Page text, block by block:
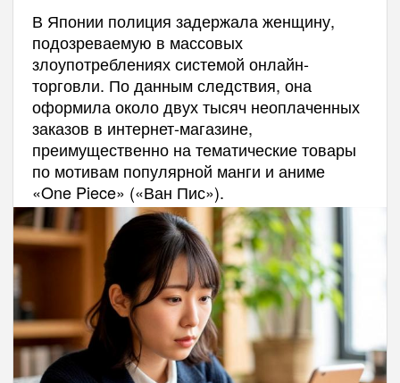
В Японии полиция задержала женщину,
подозреваемую в массовых
злоупотреблениях системой онлайн-
торговли. По данным следствия, она
оформила около двух тысяч неоплаченных
заказов в интернет-магазине,
преимущественно на тематические товары
по мотивам популярной манги и аниме
«One Piece» («Ван Пис»).